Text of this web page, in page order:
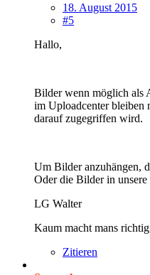
18. August 2015
#5
Hallo,
Bilder wenn möglich als
im Uploadcenter bleiben
darauf zugegriffen wird.
Um Bilder anzuhängen,
Oder die Bilder in unsere
LG Walter
Kaum macht mans
Zitieren